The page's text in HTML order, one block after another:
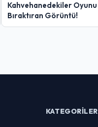
Kahvehanedekiler Oyunu
Bıraktıran Görüntü!
KATEGORILER